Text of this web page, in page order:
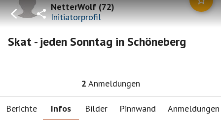
NetterWolf(72)
Initiatorprofil
Skat - jeden Sonntag in Schöneberg
2 Anmeldungen
Berichte Infos Bilder Pinnwand Anmeldungen